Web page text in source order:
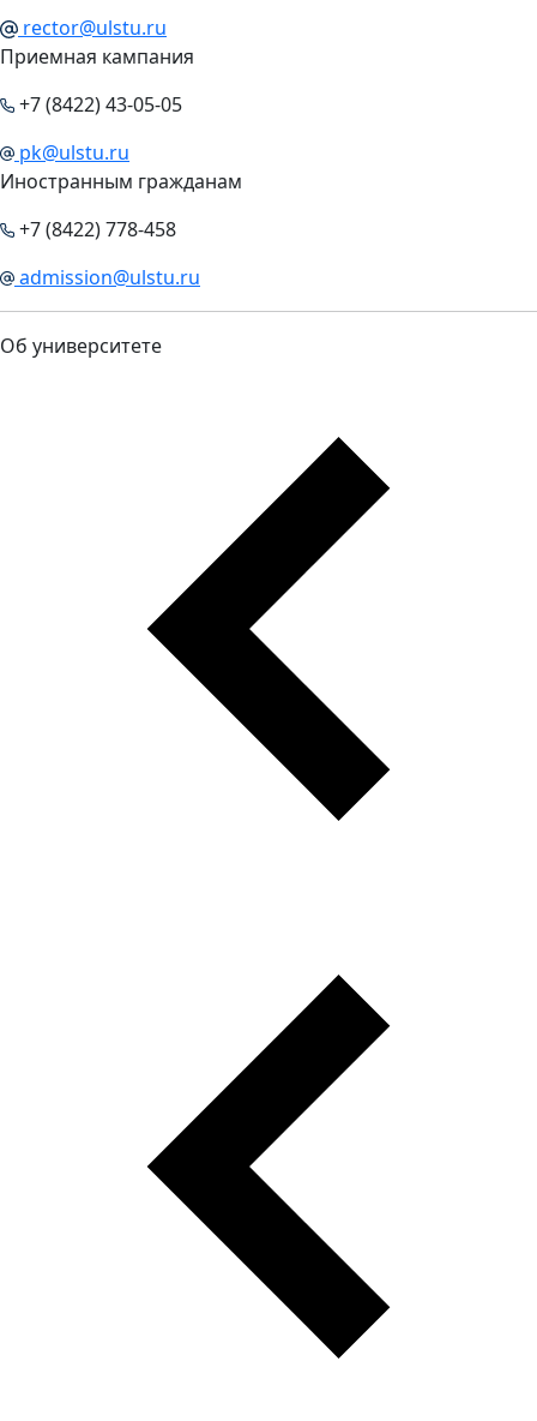
rector@ulstu.ru
Приемная кампания
+7 (8422) 43-05-05
pk@ulstu.ru
Иностранным гражданам
+7 (8422) 778-458
admission@ulstu.ru
Об университете